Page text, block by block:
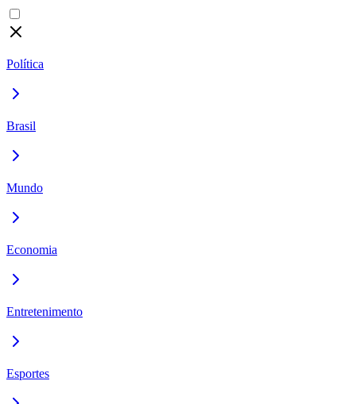
Política
Brasil
Mundo
Economia
Entretenimento
Esportes